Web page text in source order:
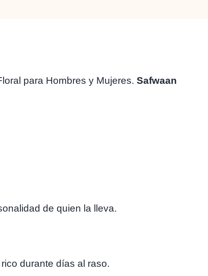
para Hombres y Mujeres. Safwaan
de quien la lleva.
durante días al raso.